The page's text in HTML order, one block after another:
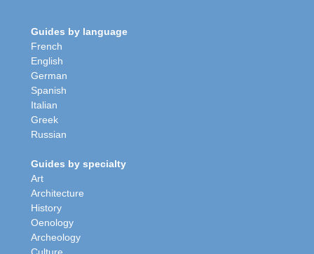
Guides by language
French
English
German
Spanish
Italian
Greek
Russian
Guides by specialty
Art
Architecture
History
Oenology
Archeology